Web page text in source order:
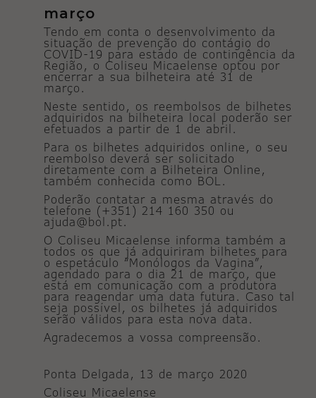
março
Tendo em conta o desenvolvimento da
situação de prevenção do contágio do
COVID-19 para estado de contingência da
Região, o Coliseu Micaelense optou por
encerrar a sua bilheteira até 31 de
março.
Neste sentido, os reembolsos de bilhetes
adquiridos na bilheteira local poderão ser
efetuados a partir de 1 de abril.
Para os bilhetes adquiridos online, o seu
reembolso deverá ser solicitado
diretamente com a Bilheteira Online,
também conhecida como BOL.
Poderão contatar a mesma através do
telefone (+351) 214 160 350 ou
ajuda@bol.pt.
O Coliseu Micaelense informa também a
todos os que já adquiriram bilhetes para
o espetáculo “Monólogos da Vagina”,
agendado para o dia 21 de março, que
está em comunicação com a produtora
para reagendar uma data futura. Caso tal
seja possível, os bilhetes já adquiridos
serão válidos para esta nova data.
Agradecemos a vossa compreensão.
Ponta Delgada, 13 de março 2020
Coliseu Micaelense